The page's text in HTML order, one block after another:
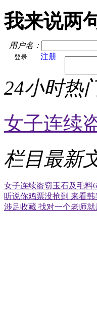
我来说两
用户名：
注册
24小时热
女子连续
栏目最新
女子连续盗窃玉石及毛料
听说你鸡票没抢到 来看
涉足收藏 找对一个老师